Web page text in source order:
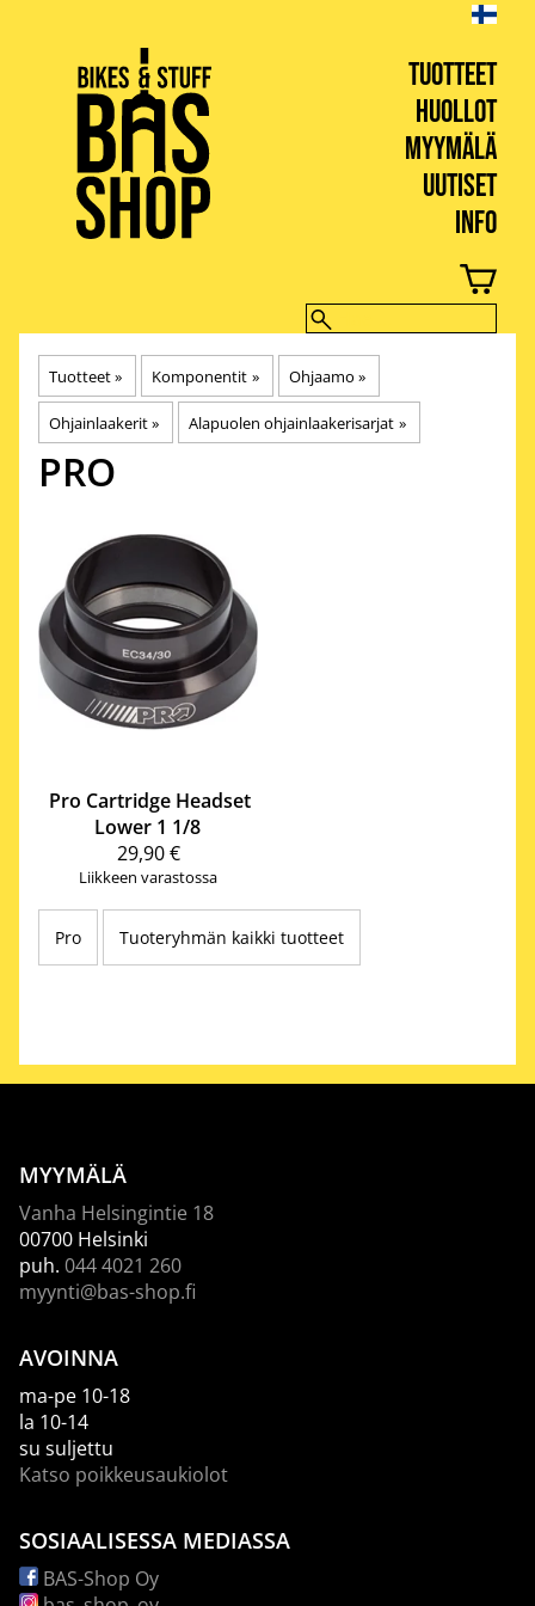
TUOTTEET
HUOLLOT
MYYMÄLÄ
UUTISET
INFO
BIKES & STUFF
Tuotteet‪» Komponentit ‪» Ohjaamo ‪»
Ohjainlaakerit‪» Alapuolen ohjainlaakerisarjat ‪»
PRO
Pro Cartridge Headset
Lower 1 1/8
29,90 €
Liikkeen varastossa
Pro Tuoteryhmän kaikki tuotteet
MYYMÄLÄ
Vanha Helsingintie 18
00700 Helsinki
puh. 044 4021 260
myynti@bas-shop.fi
AVOINNA
ma-pe 10-18
la 10-14
su suljettu
Katso poikkeusaukiolot
SOSIAALISESSA MEDIASSA
BAS-Shop Oy